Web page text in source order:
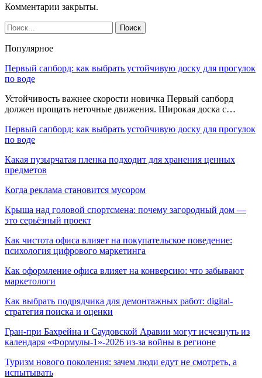
Комментарии закрыты.
Популярное
Первый сапборд: как выбрать устойчивую доску для прогулок
по воде
Устойчивость важнее скорости новичка Первый сапборд
должен прощать неточные движения. Широкая доска с…
Первый сапборд: как выбрать устойчивую доску для прогулок
по воде
Какая пузырчатая пленка подходит для хранения ценных
предметов
Когда реклама становится мусором
Крыша над головой спортсмена: почему загородный дом —
это серьёзный проект
Как чистота офиса влияет на покупательское поведение:
психология цифрового маркетинга
Как оформление офиса влияет на конверсию: что забывают
маркетологи
Как выбрать подрядчика для демонтажных работ: digital-
стратегия поиска и оценки
Гран-при Бахрейна и Саудовской Аравии могут исчезнуть из
календаря «Формулы-1»-2026 из-за войны в регионе
Туризм нового поколения: зачем люди едут не смотреть, а
испытывать